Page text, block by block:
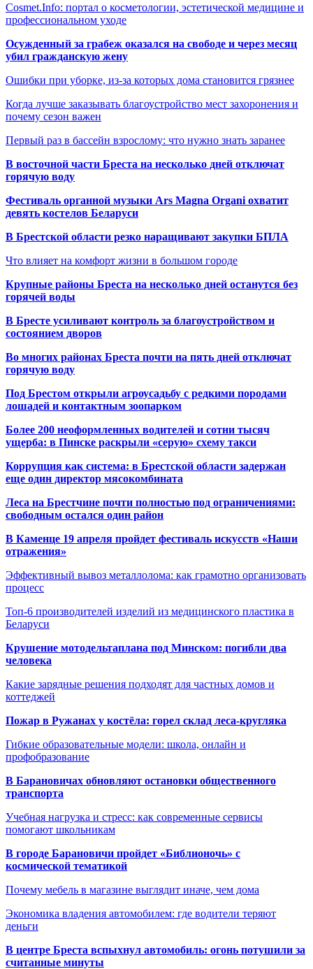
Cosmet.Info: портал о косметологии, эстетической медицине и
профессиональном уходе
Осужденный за грабеж оказался на свободе и через месяц
убил гражданскую жену
Ошибки при уборке, из-за которых дома становится грязнее
Когда лучше заказывать благоустройство мест захоронения и
почему сезон важен
Первый раз в бассейн взрослому: что нужно знать заранее
В восточной части Бреста на несколько дней отключат
горячую воду
Фестиваль органной музыки Ars Magna Organi охватит
девять костелов Беларуси
В Брестской области резко наращивают закупки БПЛА
Что влияет на комфорт жизни в большом городе
Крупные районы Бреста на несколько дней останутся без
горячей воды
В Бресте усиливают контроль за благоустройством и
состоянием дворов
Во многих районах Бреста почти на пять дней отключат
горячую воду
Под Брестом открыли агроусадьбу с редкими породами
лошадей и контактным зоопарком
Более 200 неоформленных водителей и сотни тысяч
ущерба: в Пинске раскрыли «серую» схему такси
Коррупция как система: в Брестской области задержан
еще один директор мясокомбината
Леса на Брестчине почти полностью под ограничениями:
свободным остался один район
В Каменце 19 апреля пройдет фестиваль искусств «Наши
отражения»
Эффективный вывоз металлолома: как грамотно организовать
процесс
Топ-6 производителей изделий из медицинского пластика в
Беларуси
Крушение мотодельтаплана под Минском: погибли два
человека
Какие зарядные решения подходят для частных домов и
коттеджей
Пожар в Ружанах у костёла: горел склад леса-кругляка
Гибкие образовательные модели: школа, онлайн и
профобразование
В Барановичах обновляют остановки общественного
транспорта
Учебная нагрузка и стресс: как современные сервисы
помогают школьникам
В городе Барановичи пройдет «Библионочь» с
космической тематикой
Почему мебель в магазине выглядит иначе, чем дома
Экономика владения автомобилем: где водители теряют
деньги
В центре Бреста вспыхнул автомобиль: огонь потушили за
считанные минуты